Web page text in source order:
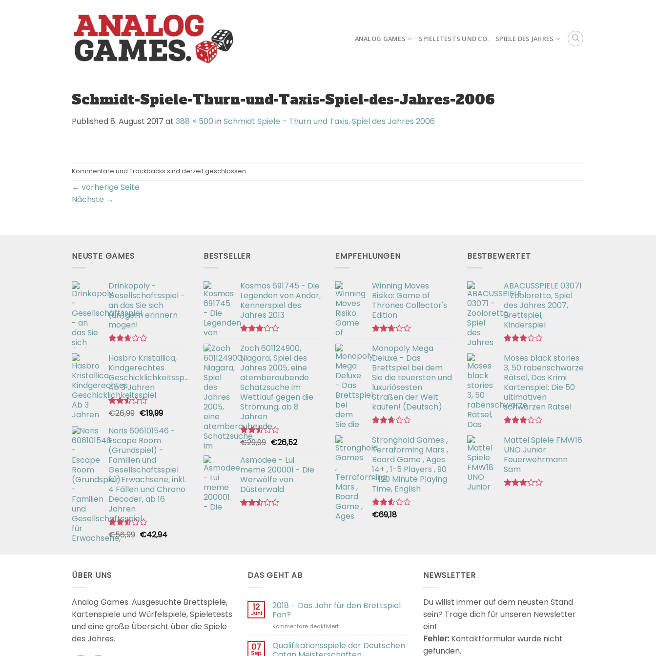
ANALOG GAMES SPIELETESTS UND CO. SPIELE DES JAHRES
Schmidt-Spiele-Thurn-und-Taxis-Spiel-des-Jahres-2006
Published8. August 2017 at 388 × 500 inSchmidt Spiele – Thurn und Taxis, Spiel des Jahres 2006
Kommentare und Trackbacks sind derzeit geschlossen.
← vorherige Seite
Nächste →
NEUSTE GAMES
Drinkopoly -
Gesellschaftsspiel -
an das Sie sich
(un)gern erinnern
mögen!
mit
2.67
von 5
Hasbro Kristallica,
Kindgerechtes
Geschicklichkeitsspiel
Ab 3 Jahren
Bewertet
2.49
von 5
€26,99 Ursprünglicher
war:
€26,99
€19,99Aktueller
ist:
Noris 606101546 -
Escape Room
(Grundspiel) -
Familien und
Gesellschaftsspiel
für Erwachsene, inkl.
4 Fällen und Chrono
Decoder, ab 16
Jahren
Bewertet
mit
€56,99 Ursprünglicher
€42,94Aktueller
BESTSELLER
Kosmos 691745 - Die
Legenden von Andor,
Kennerspiel des
Jahres 2013
mit
2.77
von 5
Zoch 601124900,
Niagara, Spiel des
Jahres 2005, eine
atemberaubende
Schatzsuche im
Wettlauf gegen die
Strömung, ab 8
Jahren
Bewertet
2.54
von 5
€29,99 Ursprünglicher
war:
€29,99
€26,52Aktueller
€26,52.
Asmodee - Lui
meme 200001 - Die
Werwölfe von
Düsterwald
EMPFEHLUNGEN
Winning Moves
Risiko: Game of
Thrones Collector's
Edition
mit
2.66
von 5
Monopoly Mega
Deluxe - Das
Brettspiel bei dem
Sie die teuersten und
luxuriösesten
Straßen der Welt
kaufen! (Deutsch)
mit
2.64
von 5
Stronghold Games ,
Terraforming Mars ,
Board Game , Ages
14+ , 1-5 Players , 90
- 120 Minute Playing
Time, English
Bewertet
€69,18
BESTBEWERTET
ABACUSSPIELE 03071
- Zooloretto, Spiel
des Jahres 2007,
Brettspiel,
Kinderspiel
mit
3.02
von 5
Moses black stories
3, 50 rabenschwarze
Rätsel, Das Krimi
Kartenspiel: Die 50
ultimativen
schwarzen Rätsel
mit
3.00
von 5
Mattel Spiele FMW18
UNO Junior
Feuerwehrmann
Sam
ÜBER UNS
Analog Games. Ausgesuchte Brettspiele,
Kartenspiele und Würfelspiele, Spieletests
und eine große Übersicht über die Spiele
des Jahres.
DAS GEHT AB
12
Juni
2018 – Das Jahr für den Brettspiel
Fan?
Kommentare deaktiviertfür
–
Das
07
Sep.
Qualifikationsspiele der Deutschen
NEWSLETTER
Du willst immer auf dem neusten Stand
sein? Trage dich für unseren Newsletter
ein!
Fehler: Kontaktformular wurde nicht
gefunden.